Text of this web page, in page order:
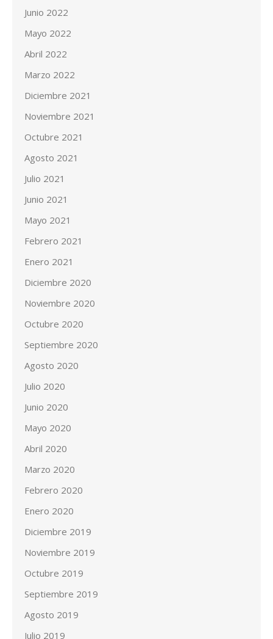
Junio 2022
Mayo 2022
Abril 2022
Marzo 2022
Diciembre 2021
Noviembre 2021
Octubre 2021
Agosto 2021
Julio 2021
Junio 2021
Mayo 2021
Febrero 2021
Enero 2021
Diciembre 2020
Noviembre 2020
Octubre 2020
Septiembre 2020
Agosto 2020
Julio 2020
Junio 2020
Mayo 2020
Abril 2020
Marzo 2020
Febrero 2020
Enero 2020
Diciembre 2019
Noviembre 2019
Octubre 2019
Septiembre 2019
Agosto 2019
Julio 2019